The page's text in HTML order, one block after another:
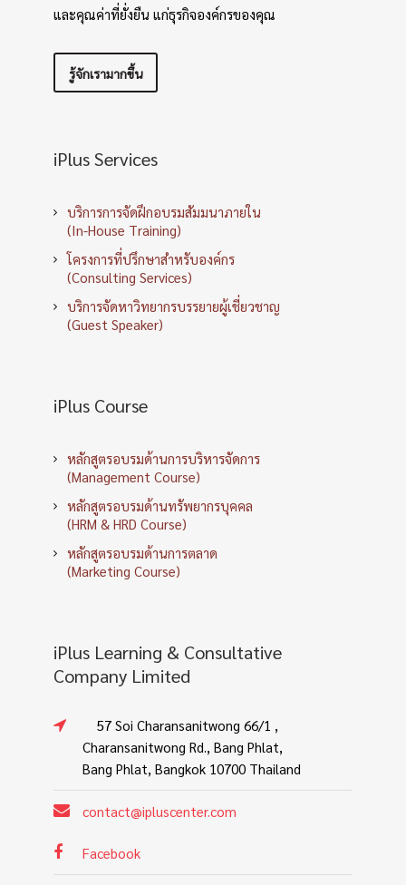
และคุณค่าที่ยั่งยืน แก่ธุรกิจองค์กรของคุณ
รู้จักเรามากขึ้น
iPlus Services
บริการการจัดฝึกอบรมสัมมนาภายใน
(In-House Training)
โครงการที่ปรึกษาสำหรับองค์กร
(Consulting Services)
บริการจัดหาวิทยากรบรรยายผู้เชี่ยวชาญ
(Guest Speaker)
iPlus Course
หลักสูตรอบรมด้านการบริหารจัดการ
(Management Course)
หลักสูตรอบรมด้านทรัพยากรบุคคล
(HRM & HRD Course)
หลักสูตรอบรมด้านการตลาด
(Marketing Course)
iPlus Learning & Consultative
Company Limited
57 Soi Charansanitwong 66/1 ,
Charansanitwong Rd., Bang Phlat,
Bang Phlat, Bangkok 10700 Thailand
contact@ipluscenter.com
Facebook